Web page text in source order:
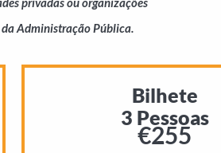
Administração Pública.
Bilhete
3 Pessoas
€255